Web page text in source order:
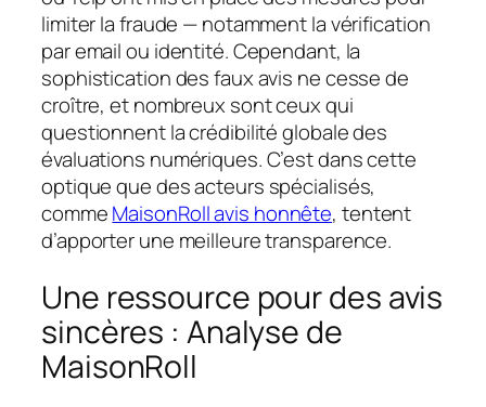
limiter la fraude — notamment la vérification
par email ou identité. Cependant, la
sophistication des faux avis ne cesse de
croître, et nombreux sont ceux qui
questionnent la crédibilité globale des
évaluations numériques. C’est dans cette
optique que des acteurs spécialisés,
commeMaisonRoll avis honnête, tentent
d’apporter une meilleure transparence.
Une ressource pour des avis
sincères : Analyse de
MaisonRoll